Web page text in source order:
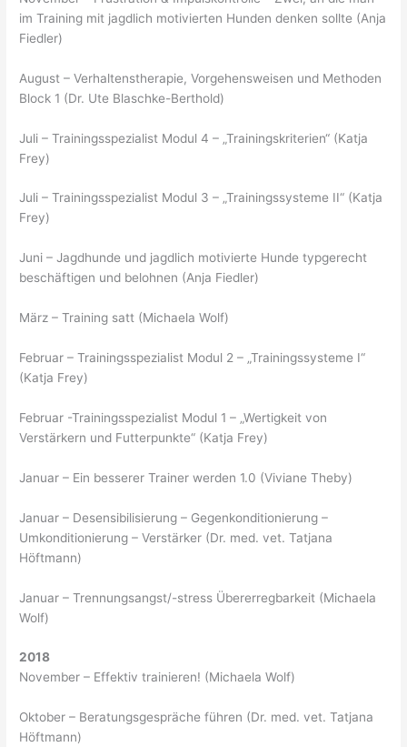
im Training mit jagdlich motivierten Hunden denken sollte (Anja
Fiedler)
August – Verhaltenstherapie, Vorgehensweisen und Methoden
Block 1 (Dr. Ute Blaschke-Berthold)
Juli – Trainingsspezialist Modul 4 – „Trainingskriterien“ (Katja
Frey)
Juli – Trainingsspezialist Modul 3 – „Trainingssysteme II“ (Katja
Frey)
Juni – Jagdhunde und jagdlich motivierte Hunde typgerecht
beschäftigen und belohnen (Anja Fiedler)
März – Training satt (Michaela Wolf)
Februar – Trainingsspezialist Modul 2 – „Trainingssysteme I“
(Katja Frey)
Februar -Trainingsspezialist Modul 1 – „Wertigkeit von
Verstärkern und Futterpunkte“ (Katja Frey)
Januar – Ein besserer Trainer werden 1.0 (Viviane Theby)
Januar – Desensibilisierung – Gegenkonditionierung –
Umkonditionierung – Verstärker (Dr. med. vet. Tatjana
Höftmann)
Januar – Trennungsangst/-stress Übererregbarkeit (Michaela
Wolf)
2018
November – Effektiv trainieren! (Michaela Wolf)
Oktober – Beratungsgespräche führen (Dr. med. vet. Tatjana
Höftmann)